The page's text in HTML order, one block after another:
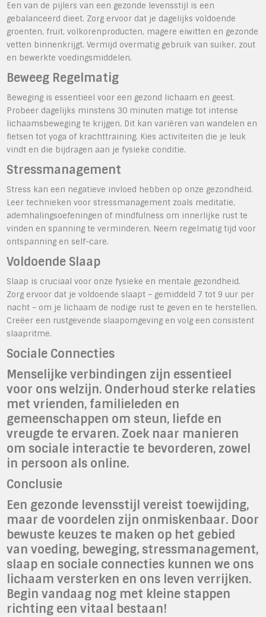
Een van de pijlers van een gezonde levensstijl is een
gebalanceerd dieet. Zorg ervoor dat je dagelijks voldoende
groenten, fruit, volkorenproducten, magere eiwitten en gezonde
vetten binnenkrijgt. Vermijd overmatig gebruik van suiker, zout
en bewerkte voedingsmiddelen.
Beweeg Regelmatig
Beweging is essentieel voor een gezond lichaam en geest.
Probeer dagelijks minstens 30 minuten matige tot intense
lichaamsbeweging te krijgen. Dit kan variëren van wandelen en
fietsen tot yoga of krachttraining. Kies activiteiten die je leuk
vindt en die bijdragen aan je fysieke conditie.
Stressmanagement
Stress kan een negatieve invloed hebben op onze gezondheid.
Leer technieken voor stressmanagement zoals meditatie,
ademhalingsoefeningen of mindfulness om innerlijke rust te
vinden en spanning te verminderen. Neem regelmatig tijd voor
ontspanning en self-care.
Voldoende Slaap
Slaap is cruciaal voor onze fysieke en mentale gezondheid.
Zorg ervoor dat je voldoende slaapt – gemiddeld 7 tot 9 uur per
nacht – om je lichaam de nodige rust te geven en te herstellen.
Creëer een rustgevende slaapomgeving en volg een consistent
slaapritme.
Sociale Connecties
Menselijke verbindingen zijn essentieel
voor ons welzijn. Onderhoud sterke relaties
met vrienden, familieleden en
gemeenschappen om steun, liefde en
vreugde te ervaren. Zoek naar manieren
om sociale interactie te bevorderen, zowel
in persoon als online.
Conclusie
Een gezonde levensstijl vereist toewijding,
maar de voordelen zijn onmiskenbaar. Door
bewuste keuzes te maken op het gebied
van voeding, beweging, stressmanagement,
slaap en sociale connecties kunnen we ons
lichaam versterken en ons leven verrijken.
Begin vandaag nog met kleine stappen
richting een vitaal bestaan!